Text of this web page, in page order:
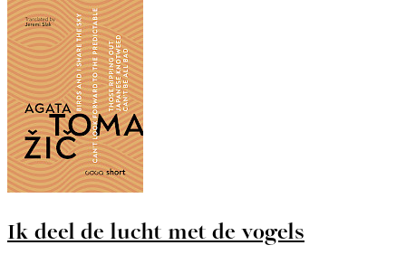
Ik deel de lucht met de vogels